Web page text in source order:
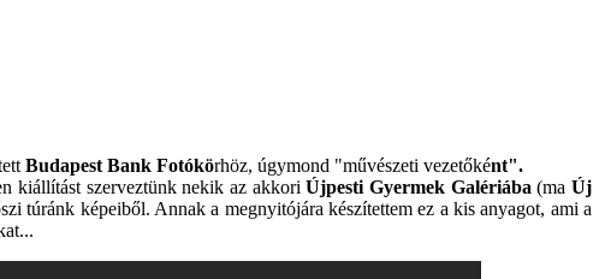
Budapest Bank Fotókörhöz, úgymond "művészeti vezetőként".
kiállítást szerveztünk nekik az akkori Újpesti Gyermek Galériába (maÚj
túránk képeiből. Annak a megnyitójára készítettem ez a kis anyagot, ami a